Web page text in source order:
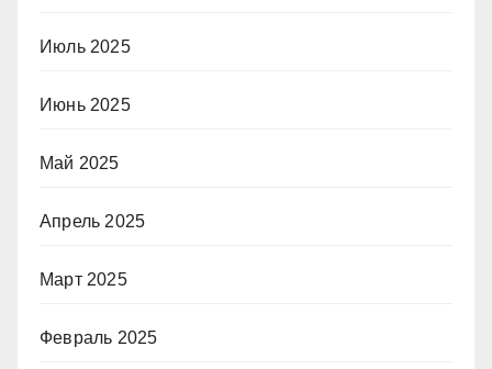
Июль 2025
Июнь 2025
Май 2025
Апрель 2025
Март 2025
Февраль 2025